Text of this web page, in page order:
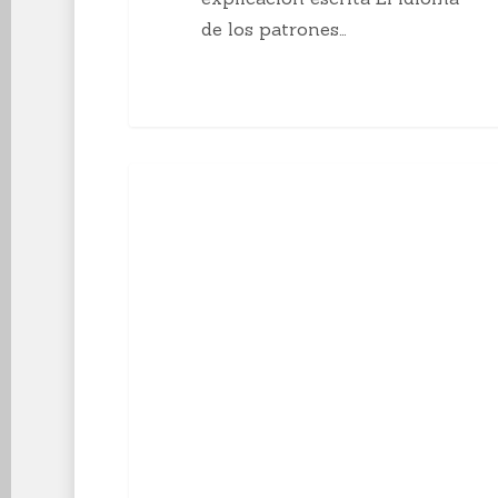
de los patrones…